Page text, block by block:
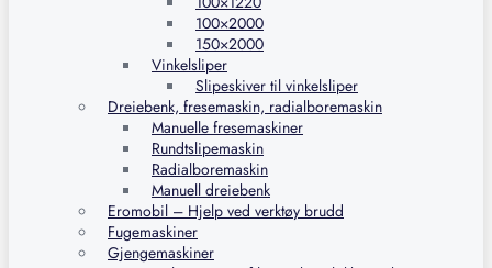
100×2000
150×2000
Vinkelsliper
Slipeskiver til vinkelsliper
Dreiebenk, fresemaskin, radialboremaskin
Manuelle fresemaskiner
Rundtslipemaskin
Radialboremaskin
Manuell dreiebenk
Eromobil – Hjelp ved verktøy brudd
Fugemaskiner
Gjengemaskiner